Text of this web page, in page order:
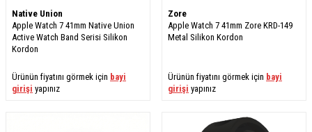
Native Union
Apple Watch 7 41mm Native Union
Active Watch Band Serisi Silikon
Kordon
Ürünün fiyatını görmek için bayi
girişi yapınız
Zore
Apple Watch 7 41mm Zore KRD-149
Metal Silikon Kordon
Ürünün fiyatını görmek için bayi
girişi yapınız